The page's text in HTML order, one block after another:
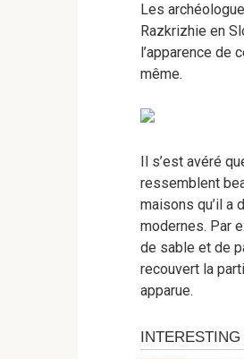
Les
Razkrizhie en
l’apparence de
même.
Il s’est avéré
ressemblent
maisons qu’il a
modernes. Par
de sable et de
recouvert la
apparue.